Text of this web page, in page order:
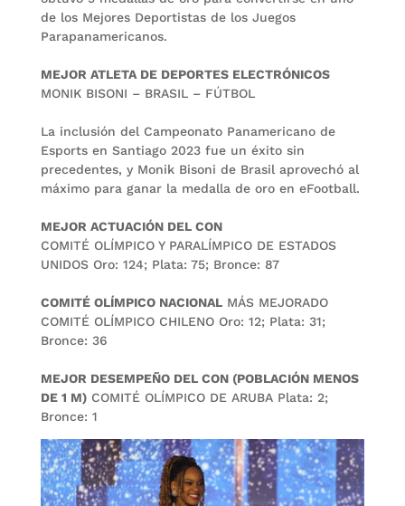
de los Mejores Deportistas de los Juegos
Parapanamericanos.
MEJOR ATLETA DE DEPORTES ELECTRÓNICOS
MONIK BISONI – BRASIL – FÚTBOL
La inclusión del Campeonato Panamericano de
Esports en Santiago 2023 fue un éxito sin
precedentes, y Monik Bisoni de Brasil aprovechó al
máximo para ganar la medalla de oro en eFootball.
MEJOR ACTUACIÓN DEL CON
COMITÉ OLÍMPICO Y PARALÍMPICO DE ESTADOS
UNIDOS Oro: 124; Plata: 75; Bronce: 87
COMITÉ OLÍMPICO NACIONALMÁS MEJORADO
COMITÉ OLÍMPICO CHILENO Oro: 12; Plata: 31;
Bronce: 36
MEJOR DESEMPEÑO DEL CON (POBLACIÓN MENOS
DE 1 M)COMITÉ OLÍMPICO DE ARUBA Plata: 2;
Bronce: 1